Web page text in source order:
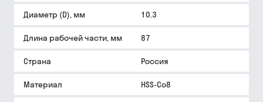
Диаметр (D), мм 10.3
Длина рабочей части, мм 87
Страна Россия
Материал HSS-Co8